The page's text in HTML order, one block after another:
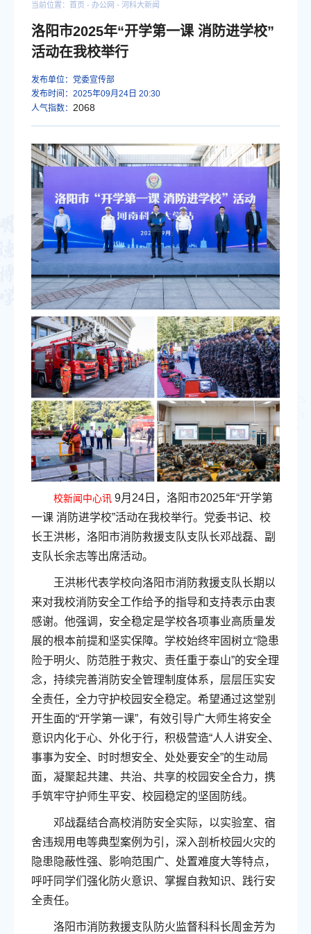
当前位置： 首页 - 办公网 - 河科大新闻
洛阳市2025年“开学第一课 消防进学校”
活动在我校举行
发布单位：党委宣传部
发布时间：2025年09月24日 20:30
人气指数： 2068
校新闻中心讯 9月24日，洛阳市2025年“开学第
一课 消防进学校”活动在我校举行。党委书记、校
长王洪彬，洛阳市消防救援支队支队长邓战磊、副
支队长余志等出席活动。
王洪彬代表学校向洛阳市消防救援支队长期以
来对我校消防安全工作给予的指导和支持表示由衷
感谢。他强调，安全稳定是学校各项事业高质量发
展的根本前提和坚实保障。学校始终牢固树立“隐患
险于明火、防范胜于救灾、责任重于泰山”的安全理
念，持续完善消防安全管理制度体系，层层压实安
全责任，全力守护校园安全稳定。希望通过这堂别
开生面的“开学第一课”，有效引导广大师生将安全
意识内化于心、外化于行，积极营造“人人讲安全、
事事为安全、时时想安全、处处要安全”的生动局
面，凝聚起共建、共治、共享的校园安全合力，携
手筑牢守护师生平安、校园稳定的坚固防线。
邓战磊结合高校消防安全实际，以实验室、宿
舍违规用电等典型案例为引，深入剖析校园火灾的
隐患隐蔽性强、影响范围广、处置难度大等特点，
呼吁同学们强化防火意识、掌握自救知识、践行安
全责任。
洛阳市消防救援支队防火监督科科长周金芳为